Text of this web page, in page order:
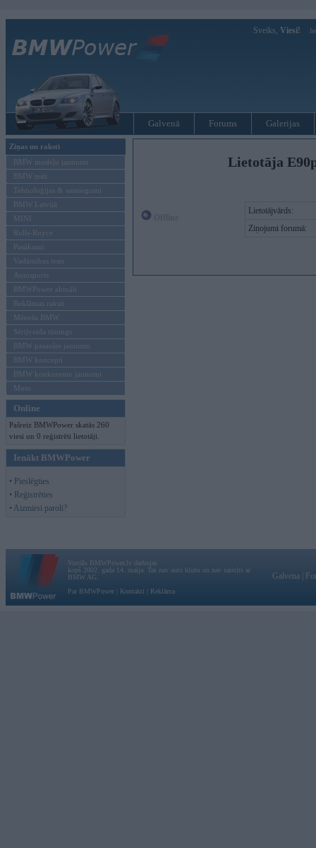
Sveiks, Viesi!
Galvenā Forums Galerijas
Ziņas un raksti
BMW modeļu jaunumi
BMW testi
Tehnoloģijas & sasniegumi
BMW Latvijā
MINI
Rolls-Royce
Pasākumi
Vadāmības tests
Autosports
BMWPower aktuāli
Reklāmas raksti
Mēneša BMW
Sērijveida tūnings
BMW pasaules jaunumi
BMW koncepti
BMW konkurentu jaunumi
Moto
Online
Pašreiz BMWPower skatās 260
viesi un 0 reģistrēti lietotāji.
Ienākt BMWPower
• Pieslēgties
• Reģistrēties
• Aizmirsi paroli?
Lietotāja
Lietotājvārds:
Ziņojumi forumā:
Vortāls BMWPower.lv darbojas
kopš 2002. gada 14. maija. Tas nav auto klubs un nav saistīts ar
BMW AG.
Par BMWPower
Kontakti Reklāma
Galvena